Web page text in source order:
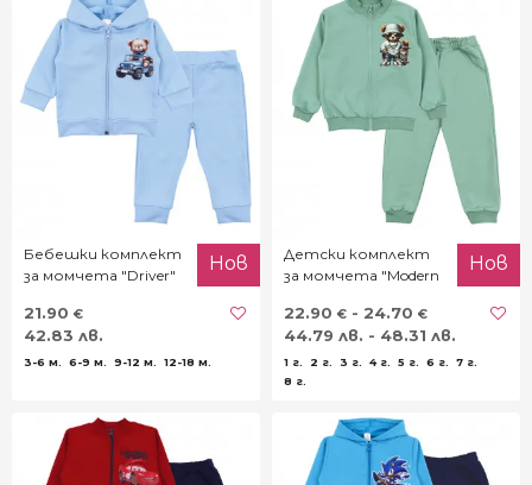
Бебешки комплект
за момчета "Driver"
Нов
21.90 €
42.83 лв.
3-6 м. 6-9 м. 9-12 м. 12-18 м.
Детски комплект
за момчета "Modern
Нов
22.90 € - 24.70 €
44.79 лв. - 48.31 лв.
1 г. 2 г. 3 г. 4 г. 5 г. 6 г.
7 г.
8 г.